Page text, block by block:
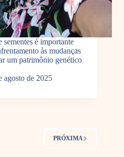
é importante
às mudanças
um patrimônio genético
agosto de 2025
PRÓXIMA